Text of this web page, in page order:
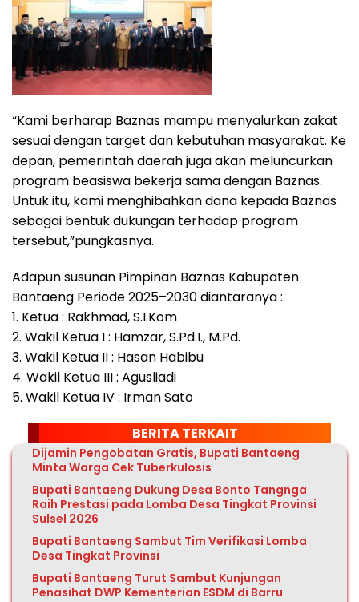
“Kami berharap Baznas mampu menyalurkan zakat
sesuai dengan target dan kebutuhan masyarakat. Ke
depan, pemerintah daerah juga akan meluncurkan
program beasiswa bekerja sama dengan Baznas.
Untuk itu, kami menghibahkan dana kepada Baznas
sebagai bentuk dukungan terhadap program
tersebut,”pungkasnya.
Adapun susunan Pimpinan Baznas Kabupaten
Bantaeng Periode 2025–2030 diantaranya :
1. Ketua : Rakhmad, S.I.Kom
2. Wakil Ketua I : Hamzar, S.Pd.I., M.Pd.
3. Wakil Ketua II : Hasan Habibu
4. Wakil Ketua III : Agusliadi
5. Wakil Ketua IV : Irman Sato
BERITA TERKAIT
Dijamin Pengobatan Gratis, Bupati Bantaeng
Minta Warga Cek Tuberkulosis
Bupati Bantaeng Dukung Desa Bonto Tangnga
Raih Prestasi pada Lomba Desa Tingkat Provinsi
Sulsel 2026
Bupati Bantaeng Sambut Tim Verifikasi Lomba
Desa Tingkat Provinsi
Bupati Bantaeng Turut Sambut Kunjungan
Penasihat DWP Kementerian ESDM di Barru